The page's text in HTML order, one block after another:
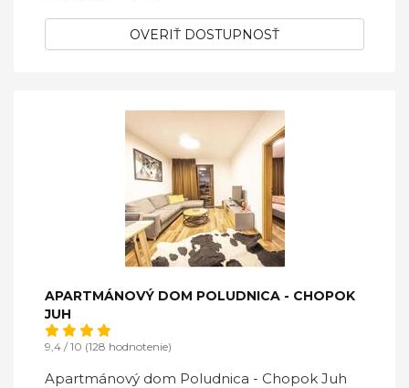
OVERIŤ DOSTUPNOSŤ
APARTMÁNOVÝ DOM POLUDNICA - CHOPOK
JUH
9,4 / 10 (128 hodnotenie)
Apartmánový dom Poludnica - Chopok Juh